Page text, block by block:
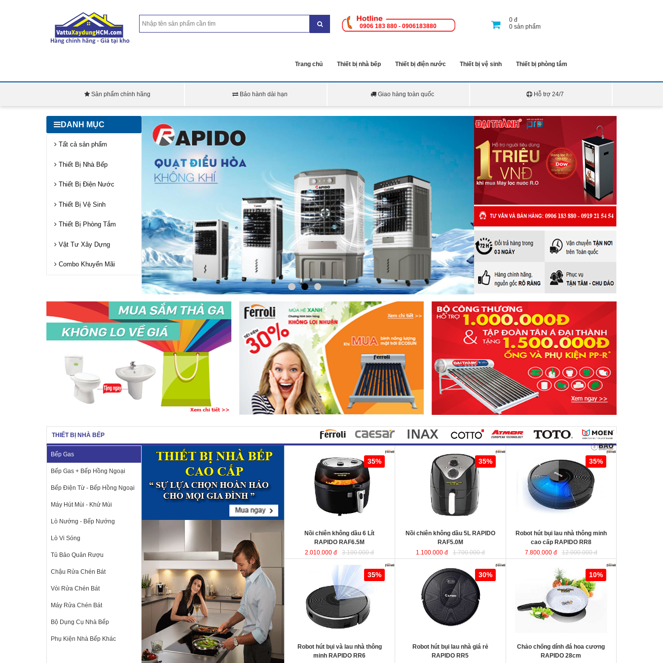
0906 183 880 - 0906183880
0đ
0sản phẩm
Trang chủ Thiết bị nhà bếp Thiết bị điện nước Thiết bị vệ sinh Thiết bị phòng tắm
Sản phẩm chính hãng Bảo hành dài hạn Giao hàng toàn quốc Hỗ trợ 24/7
DANH MỤC
Tất cả sản phẩm
Thiết Bị Nhà Bếp
Thiết Bị Điện Nước
Thiết Bị Vệ Sinh
Thiết Bị Phòng Tắm
Vật Tư Xây Dựng
Combo Khuyến Mãi
THIẾT BỊ NHÀ BẾP
Bếp Gas
Bếp Gas + Bếp Hồng Ngoại
Bếp Điện Từ - Bếp Hồng Ngoại
Máy Hút Mùi - Khử Mùi
Lò Nướng - Bếp Nướng
Lò Vi Sóng
Tủ Bảo Quản Rượu
Chậu Rửa Chén Bát
Vòi Rửa Chén Bát
Máy Rửa Chén Bát
Bộ Dụng Cụ Nhà Bếp
Phụ Kiện Nhà Bếp Khác
Nồi chiên không dầu 6 Lít RAPIDO
sử dụng chất liệu nhựa
ABS an toàn và bền bỉ. Ngoài ra,
lòng nồi được sản xuất từ chất liệu
thép không gỉ phủ men chống dính,
giúp cho thực phẩm không bị dính,
vỡ nát trong quá trình chiên, rán…
35%
Nồi chiên không dầu 6 Lít
RAPIDO RAF6.5M
2.010.000 đ
3.100.000 đ
Nồi chiên không dầu 5L RAPIDO
35%
Nồi chiên không dầu 5L RAPIDO
RAF5.0M
1.100.000 đ
1.700.000 đ
Robot hút bụi lau nhà thông minh
cao cấp RAPIDO RR8
35%
Robot hút bụi lau nhà thông minh
cao cấp RAPIDO RR8
7.800.000 đ
12.000.000 đ
Robot hút bụi và lau nhà thông minh
35%
Robot hút bụi và lau nhà thông
minh RAPIDO RR6
Robot hút bụi lau nhà giá rẻ
RAPIDO RR5
30%
Robot hút bụi lau nhà giá rẻ
RAPIDO RR5
Chảo chống dính đá hoa cương
chất liệu nhôm đúc
nguyên khối giữ nhiệt tốt, thiết kế
hiện đại tiết kiệt năng lượng giúp
món ăn chín đều và nhanh hơn.
10%
Chảo chống dính đá hoa cương
RAPIDO 28cm